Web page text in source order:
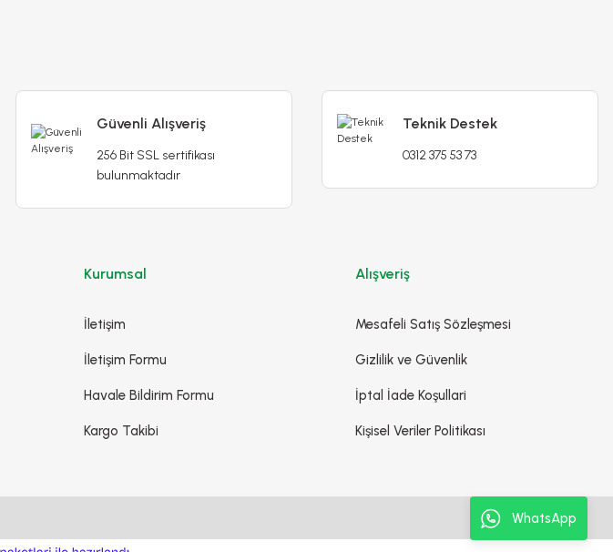
Stokta Yok
Güvenli Alışveriş
256 Bit SSL sertifikası
bulunmaktadır
Teknik Destek
0312 375 53 73
Kurumsal
İletişim
İletişim Formu
Havale Bildirim Formu
Kargo Takibi
Alışveriş
Mesafeli Satış Sözleşmesi
Gizlilik ve Güvenlik
İptal İade Koşullari
Kişisel Veriler Politikası
WhatsApp